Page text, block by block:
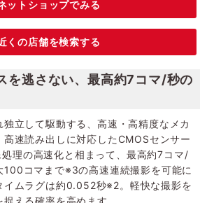
を逃さない、最高約7コマ/秒の
独立して駆動する、高速・高精度なメカ
速読み出しに対応したCMOSセンサー
理の高速化と相まって、最高約7コマ/
コマまで※3の高速連続撮影を可能に
イムラグは約0.052秒※2。軽快な撮影を